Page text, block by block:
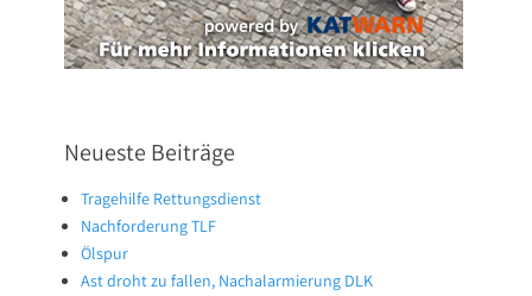
Neueste Beiträge
Tragehilfe Rettungsdienst
Nachforderung TLF
Ölspur
Ast droht zu fallen, Nachalarmierung DLK